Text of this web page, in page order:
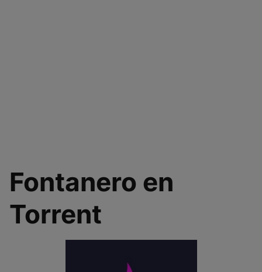
Fontanero en
Torrent